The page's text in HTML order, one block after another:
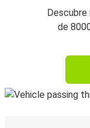
Descubre
de